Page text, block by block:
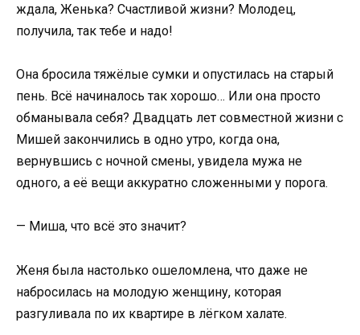
ждала, Женька? Счастливой жизни? Молодец,
получила, так тебе и надо!
Она бросила тяжёлые сумки и опустилась на старый
пень. Всё начиналось так хорошо… Или она просто
обманывала себя? Двадцать лет совместной жизни с
Мишей закончились в одно утро, когда она,
вернувшись с ночной смены, увидела мужа не
одного, а её вещи аккуратно сложенными у порога.
— Миша, что всё это значит?
Женя была настолько ошеломлена, что даже не
набросилась на молодую женщину, которая
разгуливала по их квартире в лёгком халате.